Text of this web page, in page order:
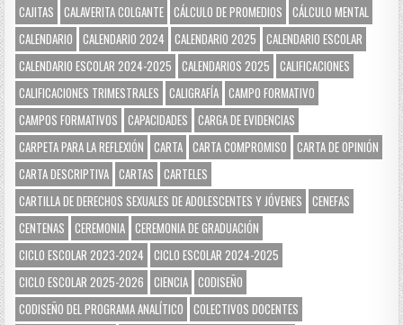
CAJITAS CALAVERITA COLGANTE CÁLCULO DE PROMEDIOS
CÁLCULO MENTAL
CALENDARIO
CALENDARIO 2024 CALENDARIO 2025
CALENDARIO ESCOLAR
CALENDARIO ESCOLAR 2024-2025
CALENDARIOS 2025
CALIFICACIONES
CALIFICACIONES TRIMESTRALES
CALIGRAFÍA CAMPO FORMATIVO
CAMPOS FORMATIVOS
CAPACIDADES
CARGA DE EVIDENCIAS
CARPETA PARA LA REFLEXIÓN
CARTA CARTA COMPROMISO
CARTA DE OPINIÓN
CARTA DESCRIPTIVA CARTAS
CARTELES
CARTILLA DE DERECHOS SEXUALES DE ADOLESCENTES Y JÓVENES
CENEFAS
CENTENAS
CEREMONIA CEREMONIA DE GRADUACIÓN
CICLO ESCOLAR 2023-2024
CICLO ESCOLAR 2024-2025
CICLO ESCOLAR 2025-2026
CIENCIA CODISEÑO
CODISEÑO DEL PROGRAMA ANALÍTICO
COLECTIVOS DOCENTES